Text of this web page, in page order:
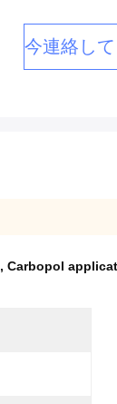
今連絡し
, Carbopol